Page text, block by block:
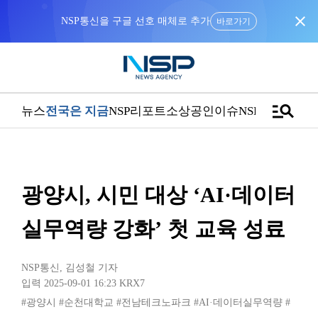
NSP통신을 구글 선호 매체로 추가 바로가기 close
뉴스전국은 지금NSP리포트소상공인이슈NSPTVmanage_search
광양시, 시민 대상 ‘AI·데이터
실무역량 강화’ 첫 교육 성료
NSP통신 , 김성철 기자
입력 2025-09-01 16:23 KRX7
#광양시
#순천대학교 #전남테크노파크 #AI·데이터실무역량 #